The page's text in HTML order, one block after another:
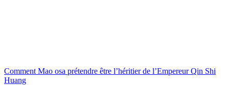
Comment Mao osa prétendre être l’héritier de l’Empereur Qin Shi
Huang